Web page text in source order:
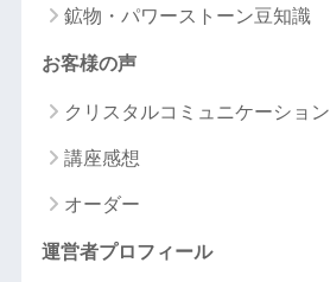
鉱物・パワーストーン豆知識
お客様の声
クリスタルコミュニケーション
講座感想
オーダー
運営者プロフィール